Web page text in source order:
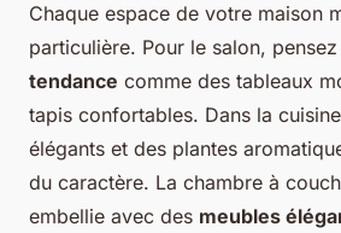
Chaque espace de votre maison
particulière. Pour le salon,
tendance comme des tableaux
tapis confortables. Dans la
élégants et des plantes
du caractère. La chambre à
embellie avec des meubles